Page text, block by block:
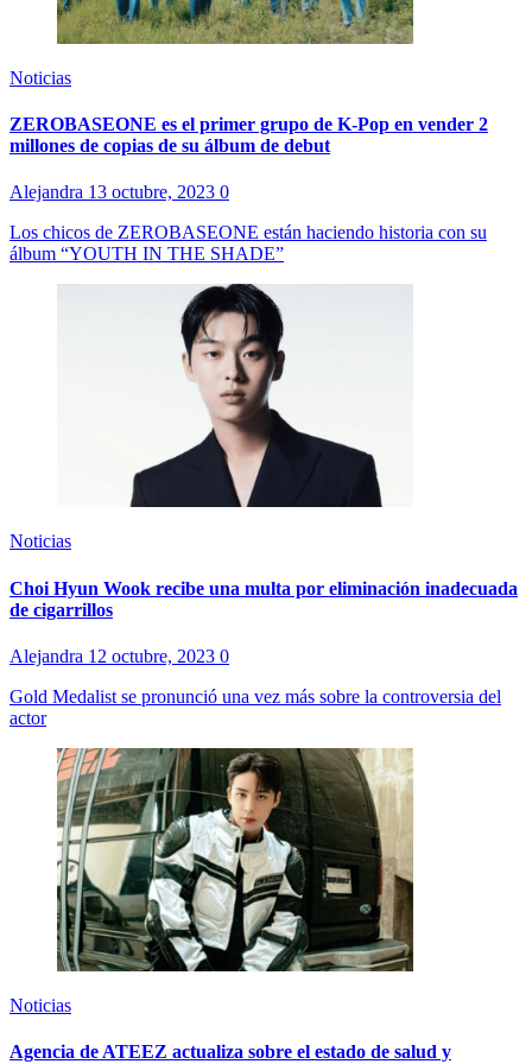
Noticias
ZEROBASEONE es el primer grupo de K-Pop en vender 2
millones de copias de su álbum de debut
Alejandra 13 octubre, 2023 0
Los chicos de ZEROBASEONE están haciendo historia con su
álbum “YOUTH IN THE SHADE”
Noticias
Choi Hyun Wook recibe una multa por eliminación inadecuada
de cigarrillos
Alejandra 12 octubre, 2023 0
Gold Medalist se pronunció una vez más sobre la controversia del
actor
Noticias
Agencia de ATEEZ actualiza sobre el estado de salud y